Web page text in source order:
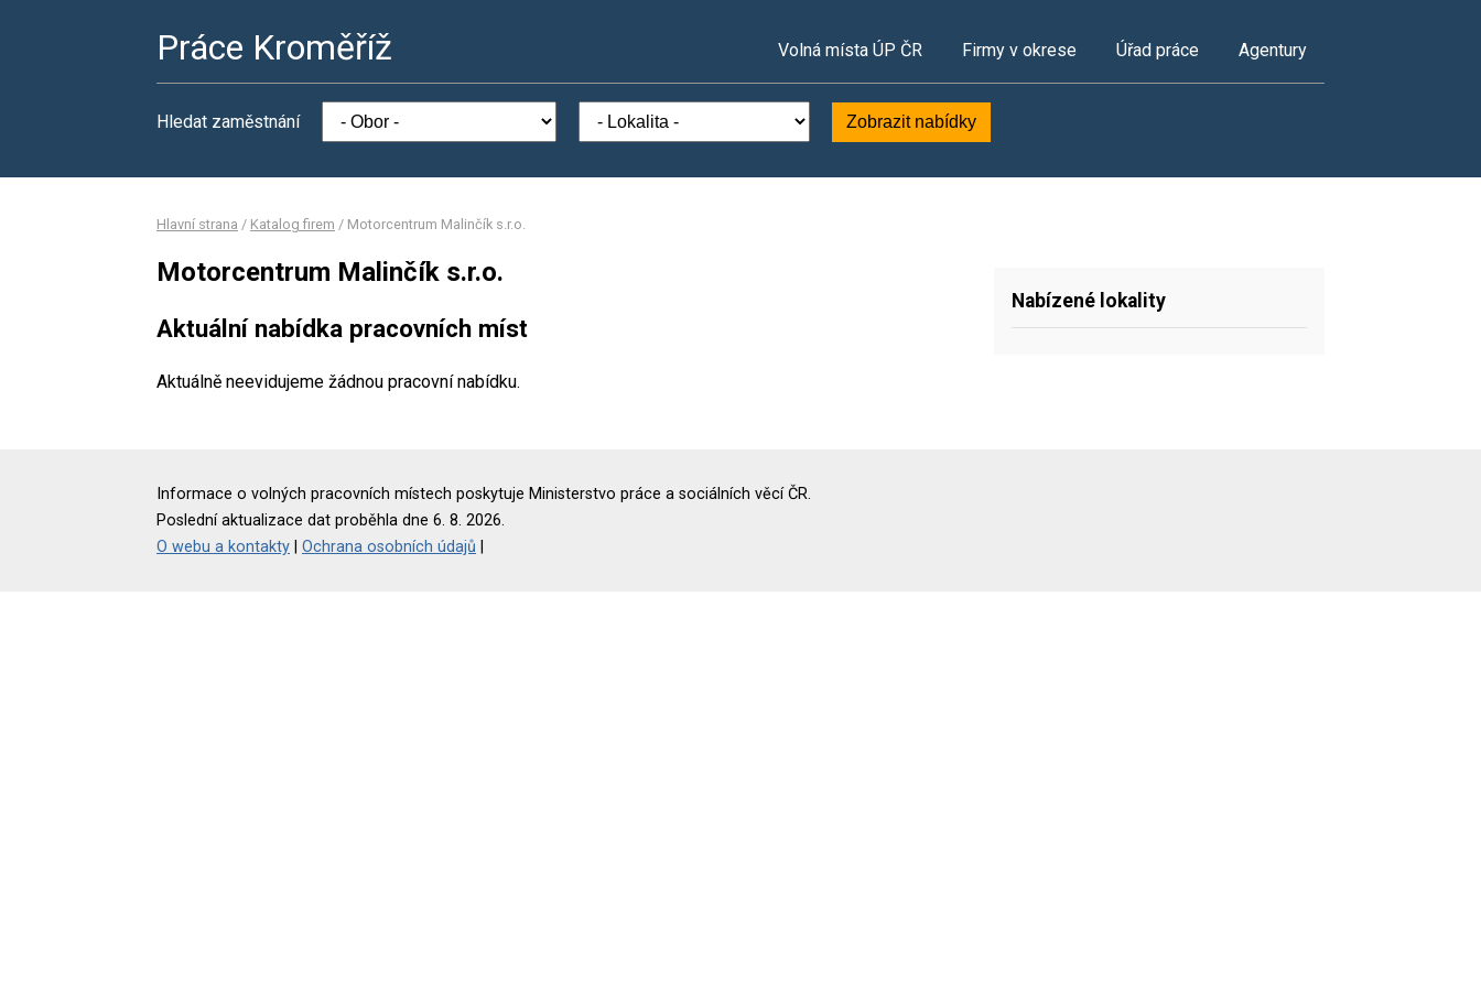
Práce Kroměříž Volná místa ÚP ČR Firmy v okrese Úřad práce Agentury
Hledat zaměstnání Zobrazit nabídky
Hlavní strana / Katalog firem / Motorcentrum Malinčík s.r.o.
Motorcentrum Malinčík s.r.o.
Aktuální nabídka pracovních míst
Aktuálně neevidujeme žádnou pracovní nabídku.
Nabízené lokality
Informace o volných pracovních místech poskytuje Ministerstvo práce a sociálních věcí ČR.
Poslední aktualizace dat proběhla dne 6. 8. 2026.
O webu a kontakty
Ochrana osobních údajů